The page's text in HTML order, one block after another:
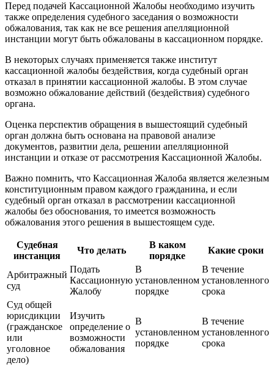
Перед подачей Кассационной Жалобы необходимо изучить
также определения судебного заседания о возможности
обжалования, так как не все решения апелляционной
инстанции могут быть обжалованы в кассационном порядке.
В некоторых случаях применяется также институт
кассационной жалобы бездействия, когда судебный орган
отказал в принятии кассационной жалобы. В этом случае
возможно обжалование действий (бездействия) судебного
органа.
Оценка перспектив обращения в вышестоящий судебный
орган должна быть основана на правовой анализе
документов, развитии дела, решении апелляционной
инстанции и отказе от рассмотрения Кассационной Жалобы.
Важно помнить, что Кассационная Жалоба является железным
конституционным правом каждого гражданина, и если
судебный орган отказал в рассмотрении кассационной
жалобы без обоснования, то имеется возможность
обжалования этого решения в вышестоящем суде.
Судебная
инстанция
Что делать
В каком
порядке
Какие сроки
Арбитражный
суд
Подать
Кассационную
Жалобу
В
установленном
порядке
В течение
установленного
срока
Суд общей
юрисдикции
(гражданское
или
уголовное
дело)
Изучить
определение о
возможности
обжалования
В
установленном
порядке
В течение
установленного
срока